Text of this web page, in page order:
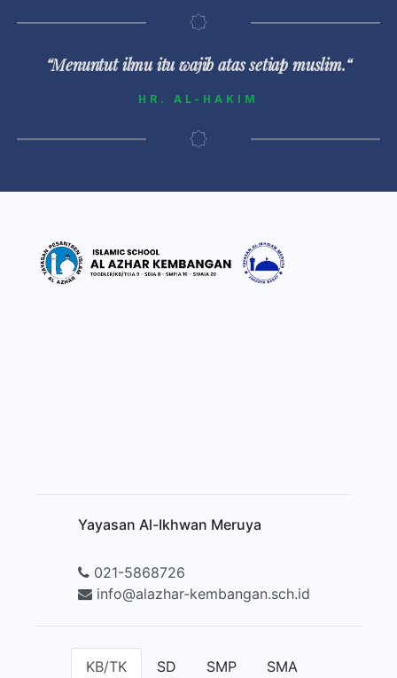
“Menuntut ilmu itu wajib atas setiap muslim.“
HR. AL-HAKIM
Yayasan Al-Ikhwan Meruya
021-5868726
info@alazhar-kembangan.sch.id
KB/TK SD SMP SMA